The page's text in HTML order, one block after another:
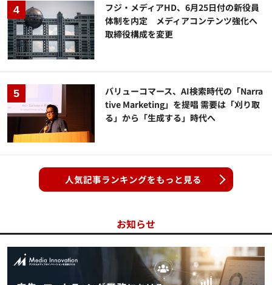
フジ・メディアHD、6月25日付の新役員
体制を内定 メディアコンテンツ強化へ
取締役構成を変更
バリューコマース、AI検索時代の「Narra
tive Marketing」を提唱 需要は「刈り取
る」から「生成する」時代へ
人気記事ランキングをもっと見る
お知らせ